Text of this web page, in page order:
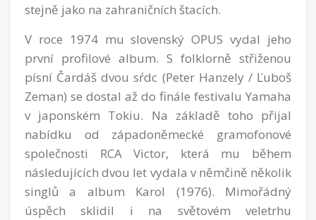
stejně jako na zahraničních štacích.
V roce 1974 mu slovenský OPUS vydal jeho
první profilové album. S folklorně střiženou
písní Čardáš dvou sŕdc (Peter Hanzely / Ľuboš
Zeman) se dostal až do finále festivalu Yamaha
v japonském Tokiu. Na základě toho přijal
nabídku od západoněmecké gramofonové
společnosti RCA Victor, která mu během
následujících dvou let vydala v němčině několik
singlů a album Karol (1976). Mimořádný
úspěch sklidil i na světovém veletrhu